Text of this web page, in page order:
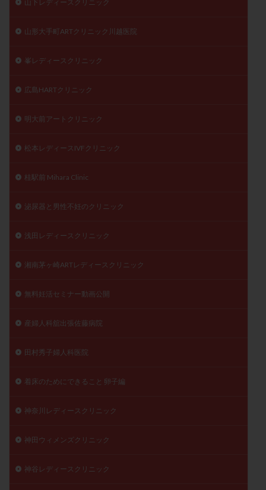
山下レディースクリニック
山形大手町ARTクリニック川越医院
峯レディースクリニック
広島HARTクリニック
明大前アートクリニック
松本レディースIVFクリニック
桂駅前 Mihara Clinic
泌尿器と男性不妊のクリニック
浅田レディースクリニック
湘南茅ヶ崎ARTレディースクリニック
無料妊活セミナー動画公開
産婦人科舘出張佐藤病院
田村秀子婦人科医院
着床のためにできること 卵子編
神奈川レディースクリニック
神田ウィメンズクリニック
神谷レディースクリニック